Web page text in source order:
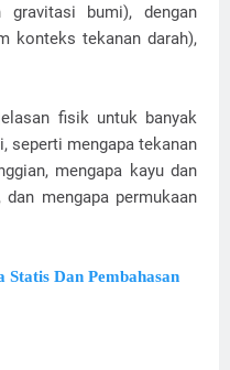
bumi), dengan
konteks tekanan darah),
fisik untuk banyak
seperti mengapa tekanan
mengapa kayu dan
mengapa permukaan
Statis Dan Pembahasan